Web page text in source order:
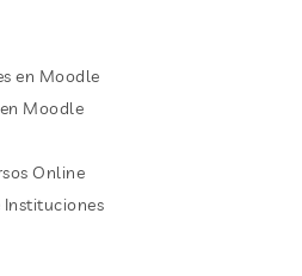
en Moodle
Moodle
Online
Instituciones